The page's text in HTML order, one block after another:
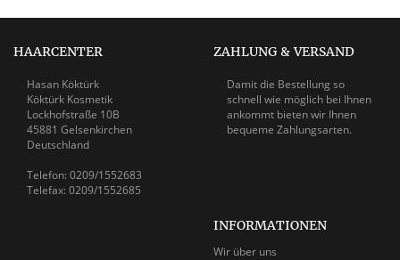
HAARCENTER
Hasan Köktürk
Köktürk Kosmetik
Lockhofstraße 10B
45881 Gelsenkirchen
Deutschland
Telefon: 0209/1552683
Telefax: 0209/1552685
ZAHLUNG & VERSAND
Damit die Bestellung so
schnell wie möglich bei Ihnen
ankommt bieten wir Ihnen
bequeme Zahlungsarten.
INFORMATIONEN
Wir über uns